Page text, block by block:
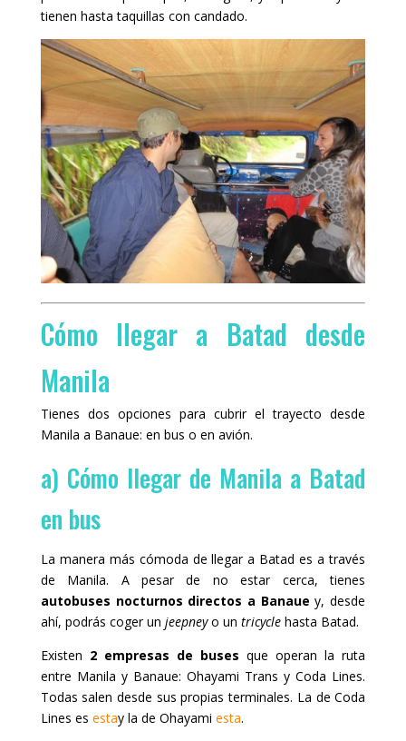
tienen hasta taquillas con candado.
Cómo llegar a Batad desde
Manila
Tienes dos opciones para cubrir el trayecto desde
Manila a Banaue: en bus o en avión.
a) Cómo llegar de Manila a Batad
en bus
La manera más cómoda de llegar a Batad es a través
de Manila. A pesar de no estar cerca, tienes
autobuses nocturnos directos a Banaue y, desde
ahí, podrás coger un jeepneyo un tricyclehasta Batad.
Existen 2 empresas de buses que operan la ruta
entre Manila y Banaue: Ohayami Trans y Coda Lines.
Todas salen desde sus propias terminales. La de Coda
Lines es estay la de Ohayami esta.